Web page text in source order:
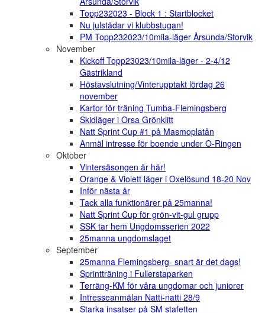
Topp232023 - Block 1 : Startblocket
Nu julstädar vi klubbstugan!
PM Topp232023/10mila-läger Årsunda/Storvik
November
Kickoff Topp23023/10mila-läger - 2-4/12
Gästrikland
Höstavslutning/Vinterupptakt lördag 26
november
Kartor för träning Tumba-Flemingsberg
Skidläger i Orsa Grönklitt
Natt Sprint Cup #1 på Masmoplatån
Anmäl intresse för boende under O-Ringen
Oktober
Vintersäsongen är här!
Orange & Violett läger i Oxelösund 18-20 Nov
Inför nästa år
Tack alla funktionärer på 25manna!
Natt Sprint Cup för grön-vit-gul grupp
SSK tar hem Ungdomsserien 2022
25manna ungdomslaget
September
25manna Flemingsberg- snart är det dags!
Sprintträning i Fullerstaparken
Terräng-KM för våra ungdomar och juniorer
Intresseanmälan Natti-natti 28/9
Starka insatser på SM stafetten